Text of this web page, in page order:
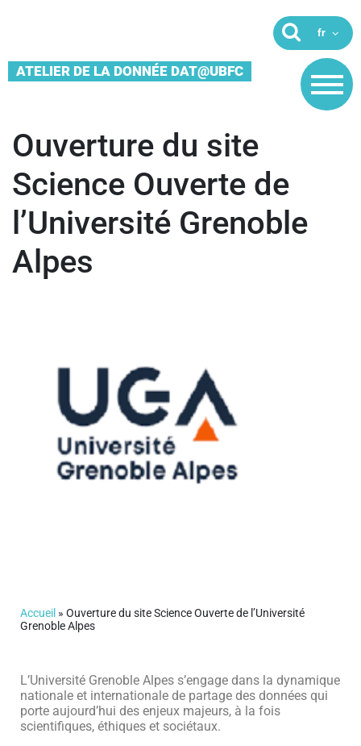
ATELIER DE LA DONNÉE DAT@UBFC
Ouverture du site
Science Ouverte de
l’Université Grenoble
Alpes
Accueil » Ouverture du site Science Ouverte de l’Université
Grenoble Alpes
L’Université Grenoble Alpes s’engage dans la dynamique
nationale et internationale de partage des données qui
porte aujourd’hui des enjeux majeurs, à la fois
scientifiques, éthiques et sociétaux.